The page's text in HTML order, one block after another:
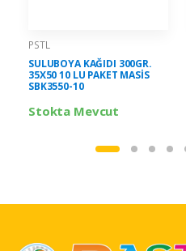
PSTL
SULUBOYA KAĞIDI 300GR.
35X50 10 LU PAKET MASİS
SBK3550-10
Stokta Mevcut